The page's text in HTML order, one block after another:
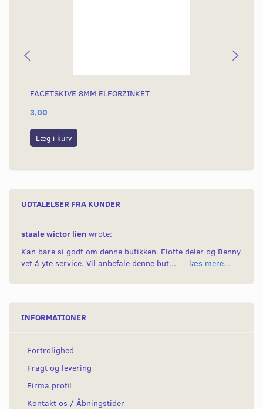
FACETSKIVE 8MM ELFORZINKET
3,00
Læg i kurv
UDTALELSER FRA KUNDER
staale wictor lien wrote:
Kan bare si godt om denne butikken. Flotte deler og Benny
vet å yte service. Vil anbefale denne but... — læs mere...
INFORMATIONER
Fortrolighed
Fragt og levering
Firma profil
Kontakt os / Åbningstider